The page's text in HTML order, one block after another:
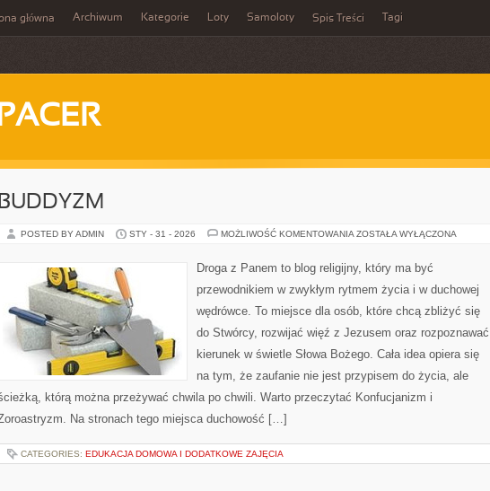
główna Archiwum Kategorie Loty Samoloty Spis Treści Tagi
BUDDYZM
POSTED BY ADMIN STY - 31 - 2026 MOŻLIWOŚĆ KOMENTOWANIA BUDDYZM
ZOSTAŁA WYŁĄCZONA
Droga z Panem to blog religijny, który ma być
przewodnikiem w zwykłym rytmem życia i w duchowej
wędrówce. To miejsce dla osób, które chcą zbliżyć się
do Stwórcy, rozwijać więź z Jezusem oraz rozpoznawać
kierunek w świetle Słowa Bożego. Cała idea opiera się
na tym, że zaufanie nie jest przypisem do życia, ale
którą można przeżywać chwila po chwili. Warto przeczytać Konfucjanizm i
Na stronach tego miejsca duchowość […]
CATEGORIES: EDUKACJA DOMOWA I DODATKOWE ZAJĘCIA